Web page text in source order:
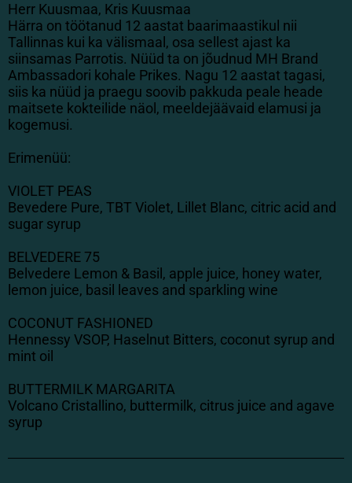
Herr Kuusmaa, Kris Kuusmaa
Härra on töötanud 12 aastat baarimaastikul nii
Tallinnas kui ka välismaal, osa sellest ajast ka
siinsamas Parrotis. Nüüd ta on jõudnud MH Brand
Ambassadori kohale Prikes. Nagu 12 aastat tagasi,
siis ka nüüd ja praegu soovib pakkuda peale heade
maitsete kokteilide näol, meeldejäävaid elamusi ja
kogemusi.
Erimenüü:
VIOLET PEAS
Bevedere Pure, TBT Violet, Lillet Blanc, citric acid and
sugar syrup
BELVEDERE 75
Belvedere Lemon & Basil, apple juice, honey water,
lemon juice, basil leaves and sparkling wine
COCONUT FASHIONED
Hennessy VSOP, Haselnut Bitters, coconut syrup and
mint oil
BUTTERMILK MARGARITA
Volcano Cristallino, buttermilk, citrus juice and agave
syrup